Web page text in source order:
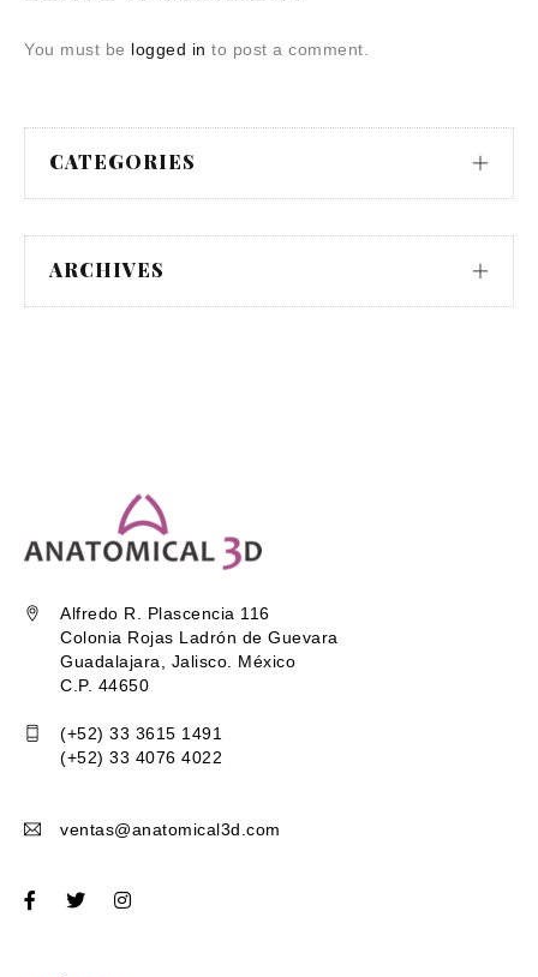
You must be logged in to post a comment.
CATEGORIES
ARCHIVES
Alfredo R. Plascencia 116
Colonia Rojas Ladrón de Guevara
Guadalajara, Jalisco. México
C.P. 44650
(+52) 33 3615 1491
(+52) 33 4076 4022
ventas@anatomical3d.com